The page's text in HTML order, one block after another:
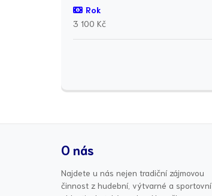
Rok
3 100 Kč
O nás
Najdete u nás nejen tradiční zájmovou
činnost z hudební, výtvarné a sportovní